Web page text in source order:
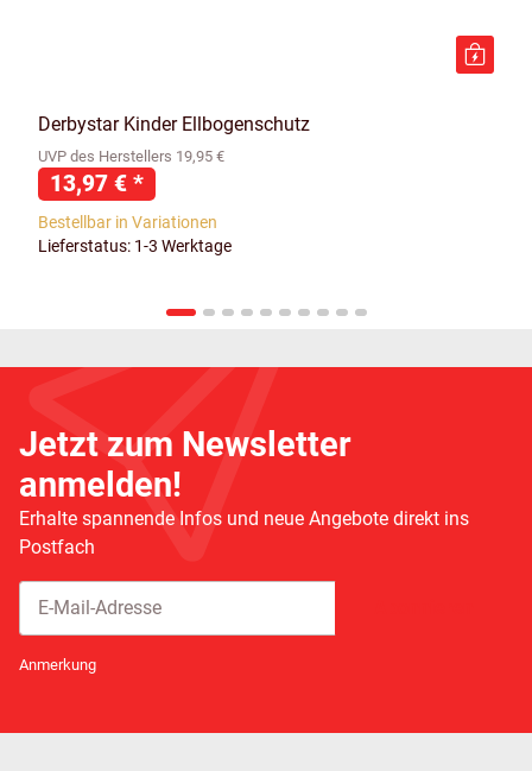
Derbystar Kinder Ellbogenschutz
UVP des Herstellers 19,95 €
13,97 € *
Bestellbar in Variationen
Lieferstatus: 1-3 Werktage
Jetzt zum Newsletter
anmelden!
Erhalte spannende Infos und neue Angebote direkt ins
Postfach
Anmerkung